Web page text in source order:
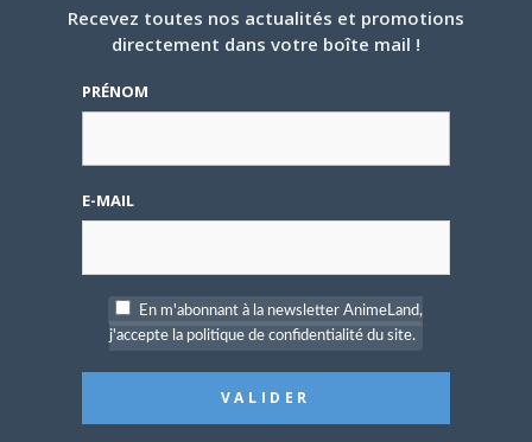
décembre chez Mana Books
Nintendo en la personne de Kirby !…
Ynnis Éditions nous régale avec la sortie de
Recevez toutes nos actualités et promotions
directement dans votre boîte mail !
PRÉNOM
E-MAIL
En m'abonnant à la newsletter AnimeLand,
j'accepte la politique de confidentialité du site.